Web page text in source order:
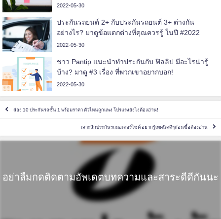
2022-05-30
ประกันรถยนต์ 2+ กับประกันรถยนต์ 3+ ต่างกัน
อย่างไร? มาดูข้อแตกต่างที่คุณควรรู้ ในปี #2022
2022-05-30
ชาว Pantip แนะนำทำประกันกับ ฟิลลิป มีอะไรน่ารู้
บ้าง? มาดู #3 เรื่อง ที่พวกเขาอยากบอก!
2022-05-30
ส่อง 10 ประกันรถชั้น 1 พร้อมราคา ตัวไหนถูกแพง โปรแรงยังไงต้องอ่าน!
เจาะลึกประกันรถมอเตอร์ไซค์ อยากรู้เทคนิคดีๆก่อนซื้อต้องอ่าน
อย่าลืมกดติดตามอัพเดตบทความและสาระดีดีกันนะ